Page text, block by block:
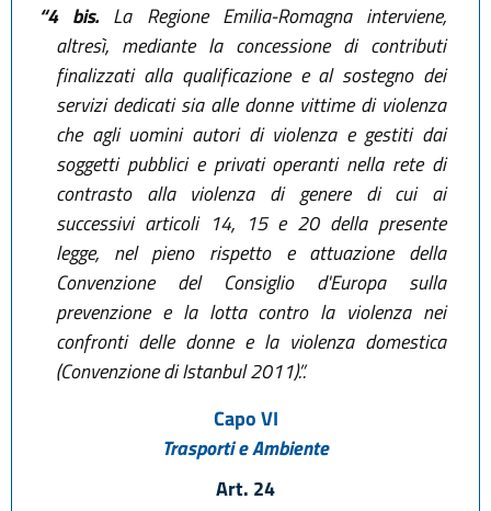
“4 bis.La Regione Emilia-Romagna interviene,
altresì, mediante la concessione di contributi
finalizzati alla qualificazione e al sostegno dei
servizi dedicati sia alle donne vittime di violenza
che agli uomini autori di violenza e gestiti dai
soggetti pubblici e privati operanti nella rete di
contrasto alla violenza di genere di cui ai
successivi articoli 14, 15 e 20 della presente
legge, nel pieno rispetto e attuazione della
Convenzione del Consiglio d'Europa sulla
prevenzione e la lotta contro la violenza nei
confronti delle donne e la violenza domestica
(Convenzione di Istanbul 2011).”.
Capo VI
Trasporti e Ambiente
Art. 24